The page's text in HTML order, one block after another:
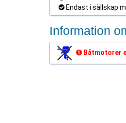
Endast i sällskap
Information
Båtmotorer